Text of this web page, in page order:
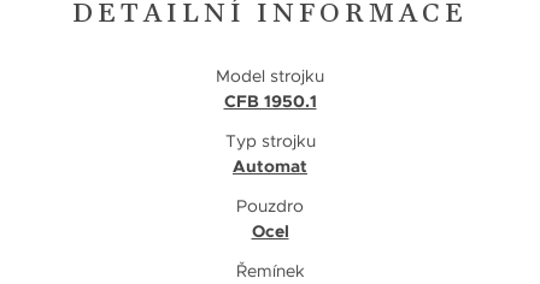
DETAILNÍ INFORMACE
Model strojku
CFB 1950.1
Typ strojku
Automat
Pouzdro
Ocel
Řemínek